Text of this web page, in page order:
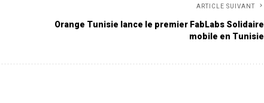
ARTICLE SUIVANT
Orange Tunisie lance le premier FabLabs Solidaire
mobile en Tunisie